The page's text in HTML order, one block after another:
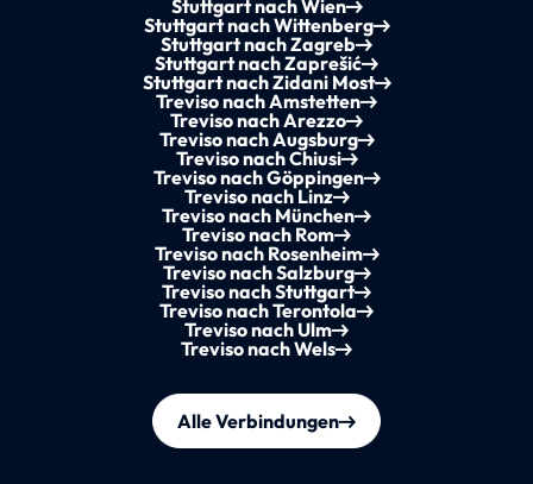
Stuttgart nach Wien
Stuttgart nach Wittenberg
Stuttgart nach Zagreb
Stuttgart nach Zaprešić
Stuttgart nach Zidani Most
Treviso nach Amstetten
Treviso nach Arezzo
Treviso nach Augsburg
Treviso nach Chiusi
Treviso nach Göppingen
Treviso nach Linz
Treviso nach München
Treviso nach Rom
Treviso nach Rosenheim
Treviso nach Salzburg
Treviso nach Stuttgart
Treviso nach Terontola
Treviso nach Ulm
Treviso nach Wels
Alle Verbindungen